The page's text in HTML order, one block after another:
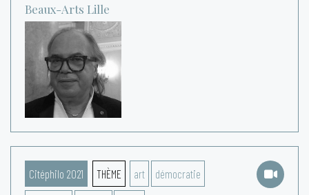
Beaux-Arts Lille
Citéphilo 2021 THÈME art démocratie